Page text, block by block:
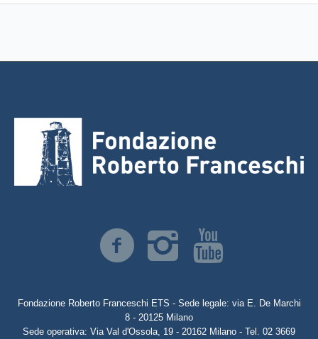
Fondazione Roberto Franceschi ETS - Sede legale: via E. De Marchi
8 - 20125 Milano
Sede operativa: Via Val d'Ossola, 19 - 20162 Milano - Tel. 02 3669